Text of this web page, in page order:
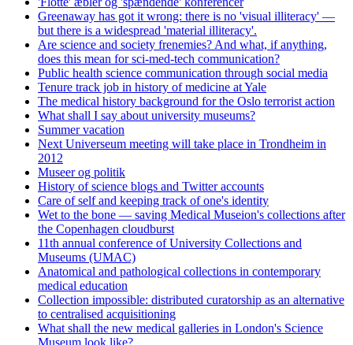
Greenaway has got it wrong: there is no 'visual illiteracy' —
but there is a widespread 'material illiteracy'.
Are science and society frenemies? And what, if anything,
does this mean for sci-med-tech communication?
Public health science communication through social media
Tenure track job in history of medicine at Yale
The medical history background for the Oslo terrorist action
What shall I say about university museums?
Summer vacation
Next Universeum meeting will take place in Trondheim in
2012
Museer og politik
History of science blogs and Twitter accounts
Care of self and keeping track of one's identity
Wet to the bone — saving Medical Museion's collections after
the Copenhagen cloudburst
11th annual conference of University Collections and
Museums (UMAC)
Anatomical and pathological collections in contemporary
medical education
Collection impossible: distributed curatorship as an alternative
to centralised acquisitioning
What shall the new medical galleries in London's Science
Museum look like?